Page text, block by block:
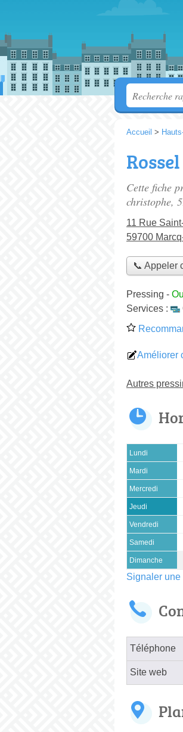
Accueil >
Cette fiche
christophe,
11 Rue
59700
📞 Appeler
Pressing -
Services :
Améliorer
Autres
Lundi
Mardi
Mercredi
Jeudi
Vendredi
Samedi
Dimanche
Signaler une
Téléphone
Site web